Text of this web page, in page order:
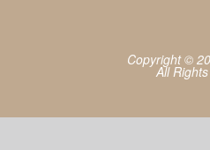
Copyright ©
All